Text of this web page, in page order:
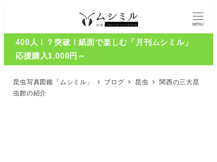
MENU
400人！？突破！紙面で楽しむ「月刊ムシミル」
応援購入1,000円～
昆虫写真図鑑「ムシミル」 ブログ 昆虫
関西の三大昆
虫館の紹介